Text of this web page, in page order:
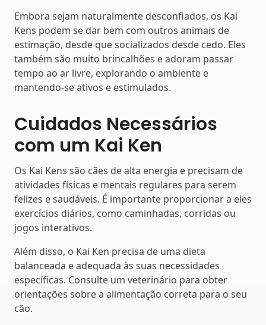
Embora sejam naturalmente desconfiados, os Kai
Kens podem se dar bem com outros animais de
estimação, desde que socializados desde cedo. Eles
também são muito brincalhões e adoram passar
tempo ao ar livre, explorando o ambiente e
mantendo-se ativos e estimulados.
Cuidados Necessários
com um Kai Ken
Os Kai Kens são cães de alta energia e precisam de
atividades físicas e mentais regulares para serem
felizes e saudáveis. É importante proporcionar a eles
exercícios diários, como caminhadas, corridas ou
jogos interativos.
Além disso, o Kai Ken precisa de uma dieta
balanceada e adequada às suas necessidades
específicas. Consulte um veterinário para obter
orientações sobre a alimentação correta para o seu
cão.